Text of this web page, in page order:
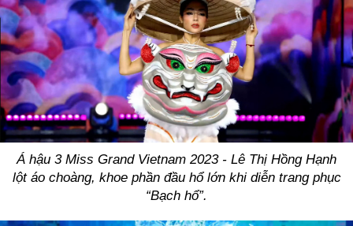
Á hậu 3 Miss Grand Vietnam 2023 - Lê Thị Hồng Hạnh
lột áo choàng, khoe phần đầu hổ lớn khi diễn trang phục
“Bạch hổ”.